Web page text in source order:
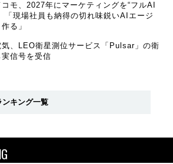
コモ、2027年にマーケティングを“フルAI
現場社員も納得の切れ味鋭いAIエージ
る」
気、LEO衛星測位サービス「Pulsar」の衛
信号を受信
ンキング一覧